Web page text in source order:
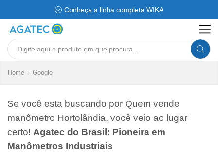
Conheça a linha completa WIKA
Search
Home Google
Se você esta buscando por Quem vende
manômetro Hortolândia, você veio ao lugar
certo! Agatec do Brasil: Pioneira em
Manômetros Industriais